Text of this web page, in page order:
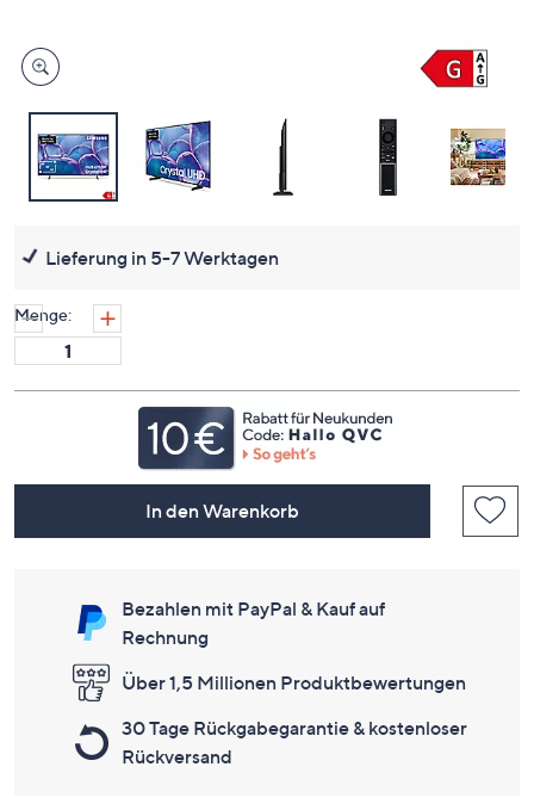
Lieferung in 5-7 Werktagen
Menge:
In den Warenkorb
Bezahlen mit PayPal & Kauf auf
Rechnung
Über 1,5 Millionen Produktbewertungen
30 Tage Rückgabegarantie & kostenloser
Rückversand